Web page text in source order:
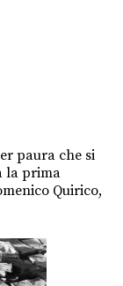
paura che si
la prima
Quirico,